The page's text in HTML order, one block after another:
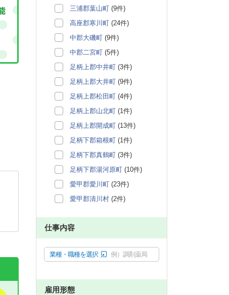
三浦郡葉山町 (9件)
高座郡寒川町 (24件)
中郡大磯町 (9件)
中郡二宮町 (5件)
足柄上郡中井町 (3件)
足柄上郡大井町 (9件)
足柄上郡松田町 (4件)
足柄上郡山北町 (1件)
足柄上郡開成町 (13件)
足柄下郡箱根町 (1件)
足柄下郡真鶴町 (3件)
足柄下郡湯河原町 (10件)
愛甲郡愛川町 (23件)
愛甲郡清川村 (2件)
仕事内容
業種・職種を選択 例）調剤薬局
雇用形態